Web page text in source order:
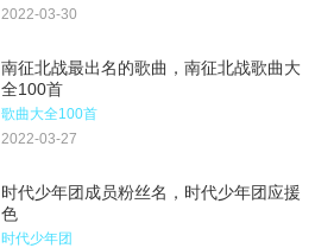
2022-03-30
南征北战最出名的歌曲，南征北战歌曲大
全100首
歌曲大全100首
2022-03-27
时代少年团成员粉丝名，时代少年团应援
色
时代少年团